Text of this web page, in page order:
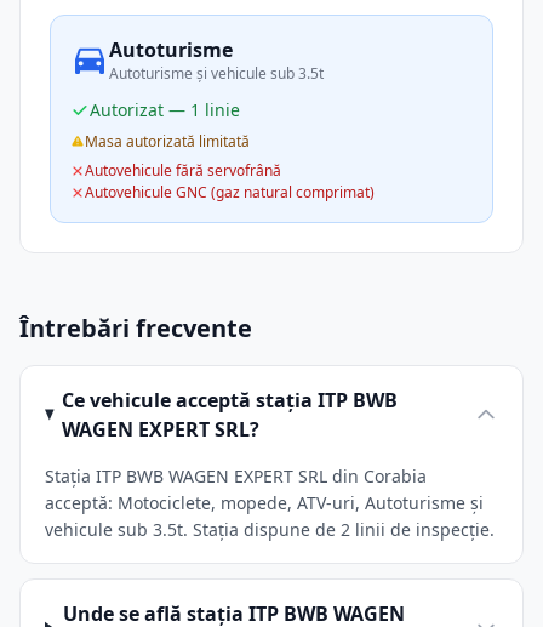
Autoturisme
Autoturisme și vehicule sub 3.5t
Autorizat — 1 linie
Masa autorizată limitată
Autovehicule fără servofrână
Autovehicule GNC (gaz natural comprimat)
Întrebări frecvente
Ce vehicule acceptă stația ITP BWB
WAGEN EXPERT SRL?
Stația ITP BWB WAGEN EXPERT SRL din Corabia
acceptă: Motociclete, mopede, ATV-uri, Autoturisme și
vehicule sub 3.5t. Stația dispune de 2 linii de inspecție.
Unde se află stația ITP BWB WAGEN